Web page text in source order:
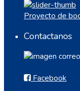
Proyecto de
Contactanos
Facebook